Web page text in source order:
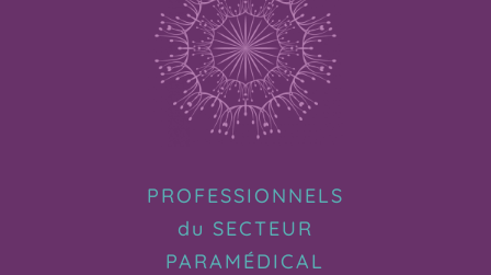
PROFESSIONNELS
du SECTEUR
PARAMÉDICAL